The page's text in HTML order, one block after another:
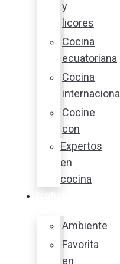
y
licores
Cocina
ecuatoriana
Cocina
internacional
Cocine
con
Expertos
en
cocina
Ambiente
Favorita
en